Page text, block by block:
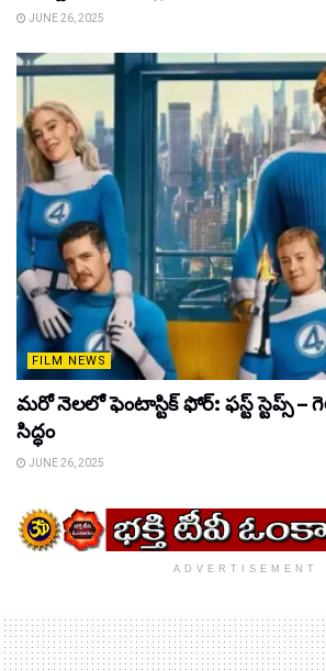
JUNE 26, 2025
FILM NEWS
మరో నెలలో ఫెంటాస్టిక్ ఫోర్: ఫస్ట్ స్టెప్స్ –
సిద్ధం
JUNE 26, 2025
ADVERTISEMENT